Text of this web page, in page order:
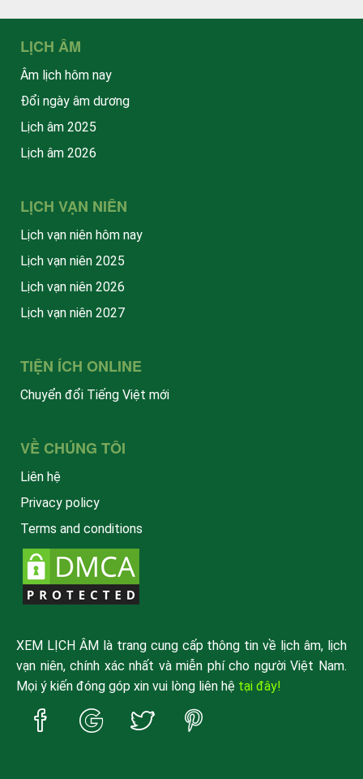
LỊCH ÂM
Âm lịch hôm nay
Đổi ngày âm dương
Lịch âm 2025
Lịch âm 2026
LỊCH VẠN NIÊN
Lịch vạn niên hôm nay
Lịch vạn niên 2025
Lịch vạn niên 2026
Lịch vạn niên 2027
TIỆN ÍCH ONLINE
Chuyển đổi Tiếng Việt mới
VỀ CHÚNG TÔI
Liên hệ
Privacy policy
Terms and conditions
XEM LỊCH ÂM là trang cung cấp thông tin về lịch âm, lịch
vạn niên, chính xác nhất và miễn phí cho người Việt Nam.
Mọi ý kiến đóng góp xin vui lòng liên hệ tại đây!
Trang
Facebook
Trang
Google
Trang
Twitter
Trang
Pinterest